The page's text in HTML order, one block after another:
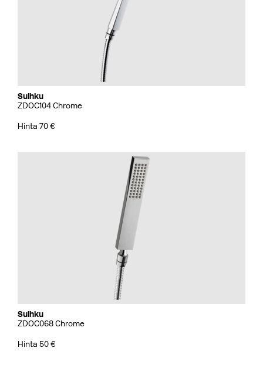
Suihku
ZDOC104 Chrome
Hinta 70 €
Suihku
ZDOC068 Chrome
Hinta 50 €